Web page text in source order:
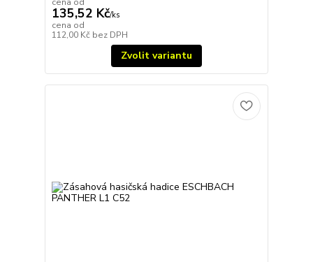
cena od
135,52 Kč/ks
cena od
112,00 Kč bez DPH
Zvolit variantu